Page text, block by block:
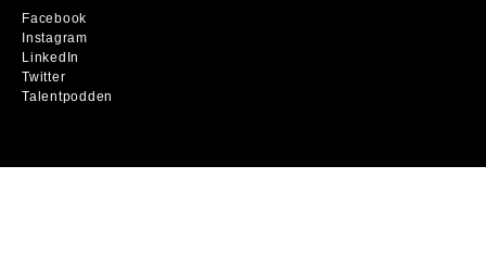
Facebook
Instagram
LinkedIn
Twitter
Talentpodden